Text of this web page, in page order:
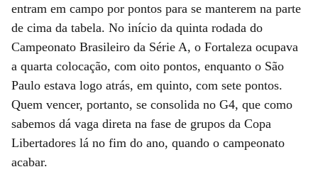
entram em campo por pontos para se manterem na parte
de cima da tabela. No início da quinta rodada do
Campeonato Brasileiro da Série A, o Fortaleza ocupava
a quarta colocação, com oito pontos, enquanto o São
Paulo estava logo atrás, em quinto, com sete pontos.
Quem vencer, portanto, se consolida no G4, que como
sabemos dá vaga direta na fase de grupos da Copa
Libertadores lá no fim do ano, quando o campeonato
acabar.